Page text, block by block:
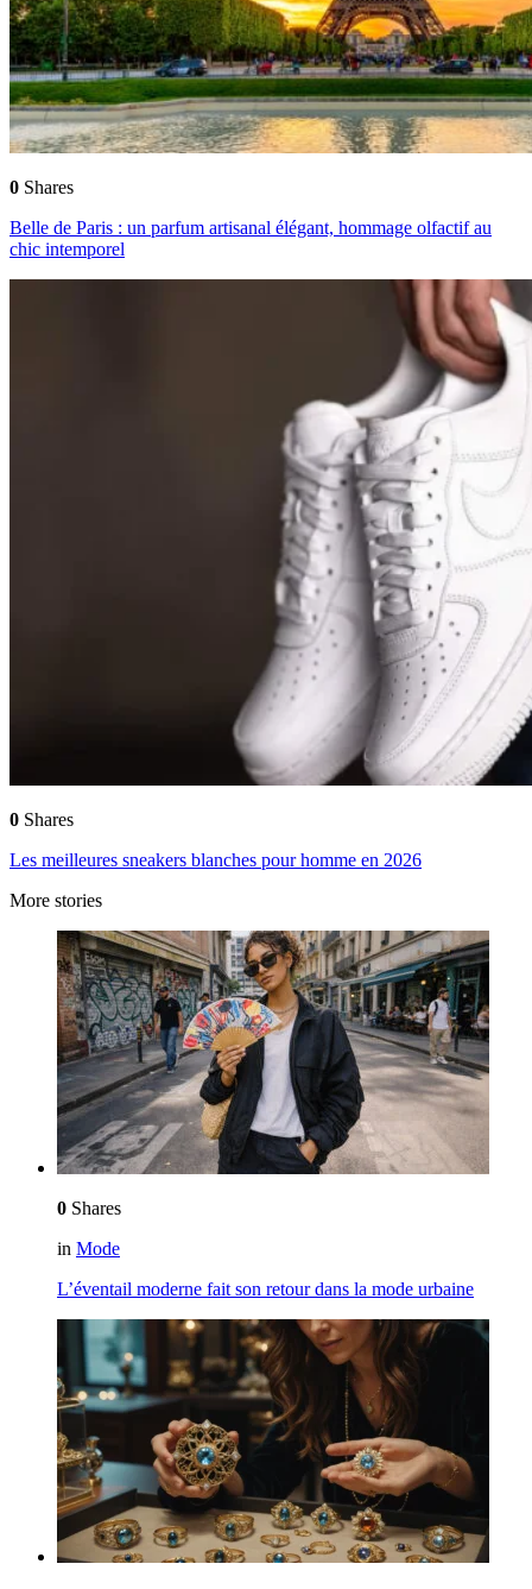
0 Shares
Belle de Paris : un parfum artisanal élégant, hommage olfactif au
chic intemporel
0 Shares
Les meilleures sneakers blanches pour homme en 2026
More stories
0 Shares
in Mode
L’éventail moderne fait son retour dans la mode urbaine